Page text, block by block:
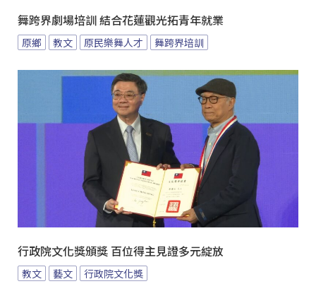
舞跨界劇場培訓 結合花蓮觀光拓青年就業
原鄉 教文 原民樂舞人才 舞跨界培訓
行政院文化獎頒獎 百位得主見證多元綻放
教文 藝文 行政院文化獎